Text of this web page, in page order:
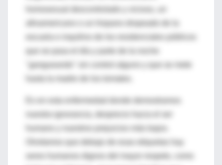
afroamericano o un hispano dropeado de la
escuela e inquilino de los residenciales públicos
"gangueando" sin control alguno y que se mete
nuestra ignorancia, desprecio hacia el ser
humano y nuestros prejuicios más bajos.
Olvidamos que debajo de esas etiquetas hay
seres humanos dignos del mayor respeto, como